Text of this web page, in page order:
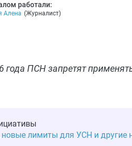
работали:
Алена (Журналист)
года ПСН запретят
лимиты для УСН и другие